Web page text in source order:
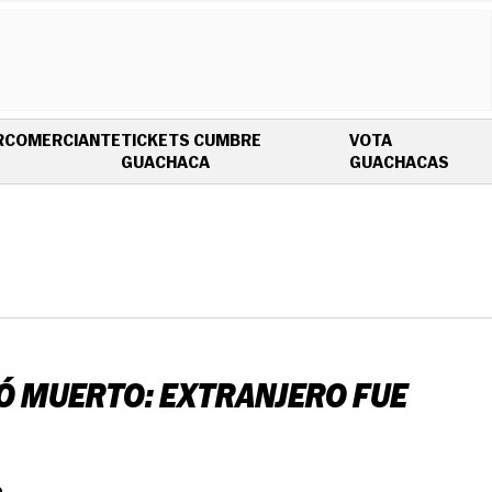
COMERCIANTETICKETS CUMBRE
GUACHACAOPENS IN NEW WINDOW
VOTA
GUACHACAS
EXTRANJERO FUE